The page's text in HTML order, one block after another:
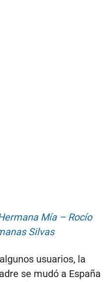
Mía – Rocío
Silvas
usuarios, la
se mudó a España